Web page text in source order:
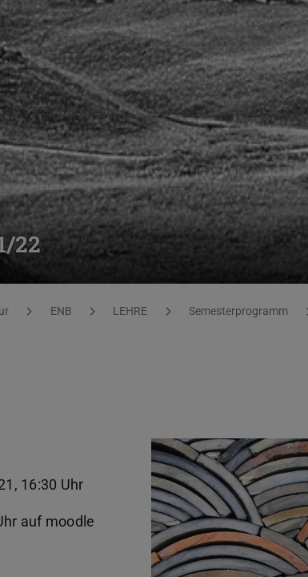
22
ENB LEHRE Semesterprogramm
16:30 Uhr
auf moodle